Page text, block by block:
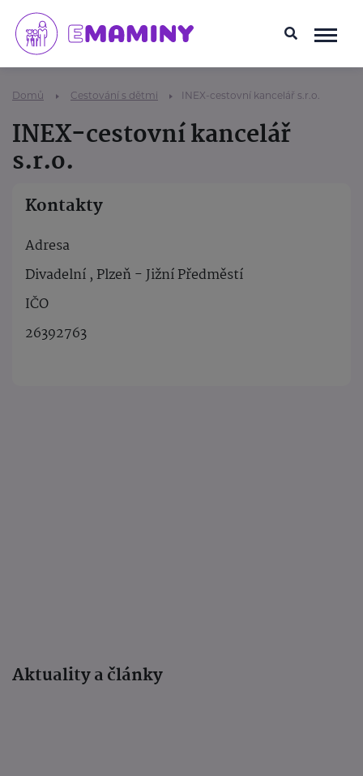
Domů Cestování s dětmi INEX-cestovní kancelář s.r.o.
INEX-cestovní kancelář
s.r.o.
Kontakty
Adresa
Divadelní , Plzeň - Jižní Předměstí
IČO
26392763
Aktuality a články